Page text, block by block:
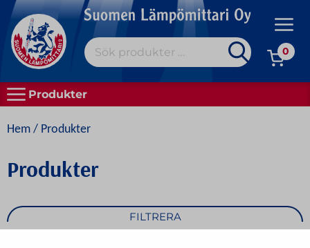
content
Sök
efter:
BRA ATT VETA
SUOMI
0
Produkter
Hem / Produkter
Produkter
FILTRERA